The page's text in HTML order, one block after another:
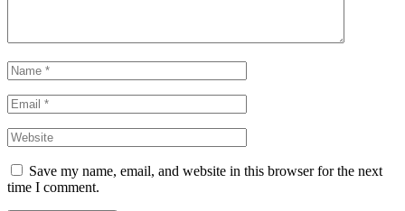
Save my name, email, and website in this browser for the next
time I comment.